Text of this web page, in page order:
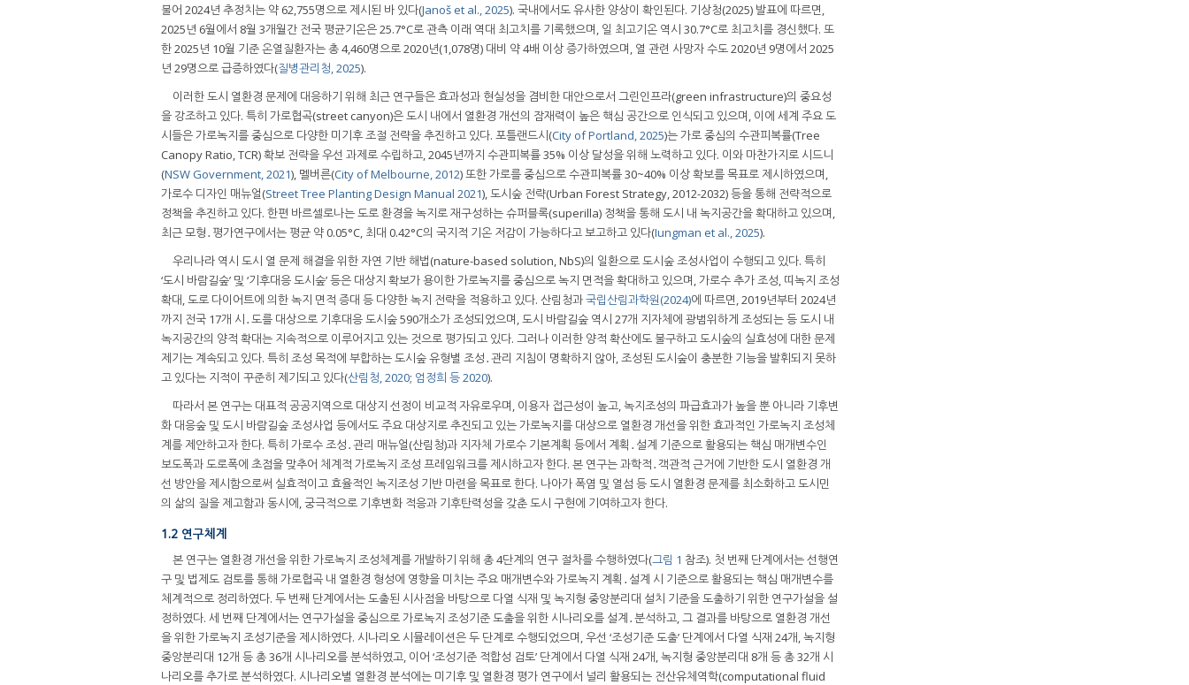
불어 2024년 추정치는 약 62,755명으로 제시된 바 있다(Janoš et al., 2025). 국내에서도 유사한 양상이 확인된다. 기상청(2025) 발표에 따르면,
2025년 6월에서 8월 3개월간 전국 평균기온은 25.7°C로 관측 이래 역대 최고치를 기록했으며, 일 최고기온 역시 30.7°C로 최고치를 경신했다. 또
한 2025년 10월 기준 온열질환자는 총 4,460명으로 2020년(1,078명) 대비 약 4배 이상 증가하였으며, 열 관련 사망자 수도 2020년 9명에서 2025
년 29명으로 급증하였다(질병관리청, 2025).
이러한 도시 열환경 문제에 대응하기 위해 최근 연구들은 효과성과 현실성을 겸비한 대안으로서 그린인프라(green infrastructure)의 중요성
을 강조하고 있다. 특히 가로협곡(street canyon)은 도시 내에서 열환경 개선의 잠재력이 높은 핵심 공간으로 인식되고 있으며, 이에 세계 주요 도
시들은 가로녹지를 중심으로 다양한 미기후 조절 전략을 추진하고 있다. 포틀랜드시(City of Portland, 2025)는 가로 중심의 수관피복률(Tree
Canopy Ratio, TCR) 확보 전략을 우선 과제로 수립하고, 2045년까지 수관피복률 35% 이상 달성을 위해 노력하고 있다. 이와 마찬가지로 시드니
(NSW Government, 2021), 멜버른(City of Melbourne, 2012) 또한 가로를 중심으로 수관피복률 30~40% 이상 확보를 목표로 제시하였으며,
가로수 디자인 매뉴얼(Street Tree Planting Design Manual 2021), 도시숲 전략(Urban Forest Strategy, 2012-2032) 등을 통해 전략적으로
정책을 추진하고 있다. 한편 바르셀로나는 도로 환경을 녹지로 재구성하는 슈퍼블록(superilla) 정책을 통해 도시 내 녹지공간을 확대하고 있으며,
최근 모형․평가연구에서는 평균 약 0.05°C, 최대 0.42°C의 국지적 기온 저감이 가능하다고 보고하고 있다(Iungman et al., 2025).
우리나라 역시 도시 열 문제 해결을 위한 자연 기반 해법(nature-based solution, NbS)의 일환으로 도시숲 조성사업이 수행되고 있다. 특히
‘도시 바람길숲’ 및 ‘기후대응 도시숲’ 등은 대상지 확보가 용이한 가로녹지를 중심으로 녹지 면적을 확대하고 있으며, 가로수 추가 조성, 띠녹지 조성
확대, 도로 다이어트에 의한 녹지 면적 증대 등 다양한 녹지 전략을 적용하고 있다. 산림청과국립산림과학원(2024)에 따르면, 2019년부터 2024년
까지 전국 17개 시․도를 대상으로 기후대응 도시숲 590개소가 조성되었으며, 도시 바람길숲 역시 27개 지자체에 광범위하게 조성되는 등 도시 내
녹지공간의 양적 확대는 지속적으로 이루어지고 있는 것으로 평가되고 있다. 그러나 이러한 양적 확산에도 불구하고 도시숲의 실효성에 대한 문제
제기는 계속되고 있다. 특히 조성 목적에 부합하는 도시숲 유형별 조성․관리 지침이 명확하지 않아, 조성된 도시숲이 충분한 기능을 발휘되지 못하
고 있다는 지적이 꾸준히 제기되고 있다(산림청, 2020; 엄정희 등 2020).
따라서 본 연구는 대표적 공공지역으로 대상지 선정이 비교적 자유로우며, 이용자 접근성이 높고, 녹지조성의 파급효과가 높을 뿐 아니라 기후변
화 대응숲 및 도시 바람길숲 조성사업 등에서도 주요 대상지로 추진되고 있는 가로녹지를 대상으로 열환경 개선을 위한 효과적인 가로녹지 조성체
계를 제안하고자 한다. 특히 가로수 조성․관리 매뉴얼(산림청)과 지자체 가로수 기본계획 등에서 계획․설계 기준으로 활용되는 핵심 매개변수인
보도폭과 도로폭에 초점을 맞추어 체계적 가로녹지 조성 프레임워크를 제시하고자 한다. 본 연구는 과학적․객관적 근거에 기반한 도시 열환경 개
선 방안을 제시함으로써 실효적이고 효율적인 녹지조성 기반 마련을 목표로 한다. 나아가 폭염 및 열섬 등 도시 열환경 문제를 최소화하고 도시민
의 삶의 질을 제고함과 동시에, 궁극적으로 기후변화 적응과 기후탄력성을 갖춘 도시 구현에 기여하고자 한다.
1.2 연구체계
본 연구는 열환경 개선을 위한 가로녹지 조성체계를 개발하기 위해 총 4단계의 연구 절차를 수행하였다(그림 1 참조). 첫 번째 단계에서는 선행연
구 및 법제도 검토를 통해 가로협곡 내 열환경 형성에 영향을 미치는 주요 매개변수와 가로녹지 계획․설계 시 기준으로 활용되는 핵심 매개변수를
체계적으로 정리하였다. 두 번째 단계에서는 도출된 시사점을 바탕으로 다열 식재 및 녹지형 중앙분리대 설치 기준을 도출하기 위한 연구가설을 설
정하였다. 세 번째 단계에서는 연구가설을 중심으로 가로녹지 조성기준 도출을 위한 시나리오를 설계․분석하고, 그 결과를 바탕으로 열환경 개선
을 위한 가로녹지 조성기준을 제시하였다. 시나리오 시뮬레이션은 두 단계로 수행되었으며, 우선 ‘조성기준 도출’ 단계에서 다열 식재 24개, 녹지형
중앙분리대 12개 등 총 36개 시나리오를 분석하였고, 이어 ‘조성기준 적합성 검토’ 단계에서 다열 식재 24개, 녹지형 중앙분리대 8개 등 총 32개 시
나리오를 추가로 분석하였다. 시나리오별 열환경 분석에는 미기후 및 열환경 평가 연구에서 널리 활용되는 전산유체역학(computational fluid